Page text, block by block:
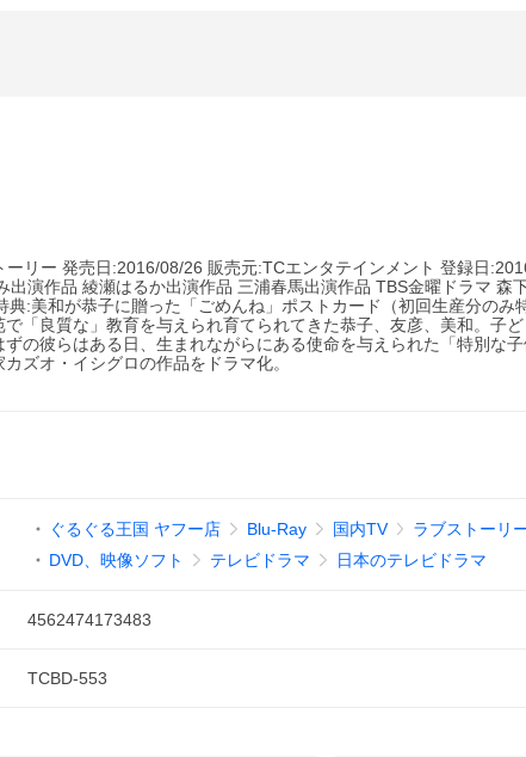
リー 発売日:2016/08/26 販売元:TCエンタテインメント 登録日
出演作品 綾瀬はるか出演作品 三浦春馬出演作品 TBS金曜ドラマ 森
典:美和が恭子に贈った「ごめんね」ポストカード（初回生産分の
「良質な」教育を与えられ育てられてきた恭子、友彦、美和。子
ずの彼らはある日、生まれながらにある使命を与えられた「特別な
ズオ・イシグロの作品をドラマ化。
ぐるぐる王国 ヤフー店 Blu-Ray 国内TV
ラブストーリ
DVD、映像ソフト
テレビドラマ 日本のテレビドラマ
4562474173483
TCBD-553